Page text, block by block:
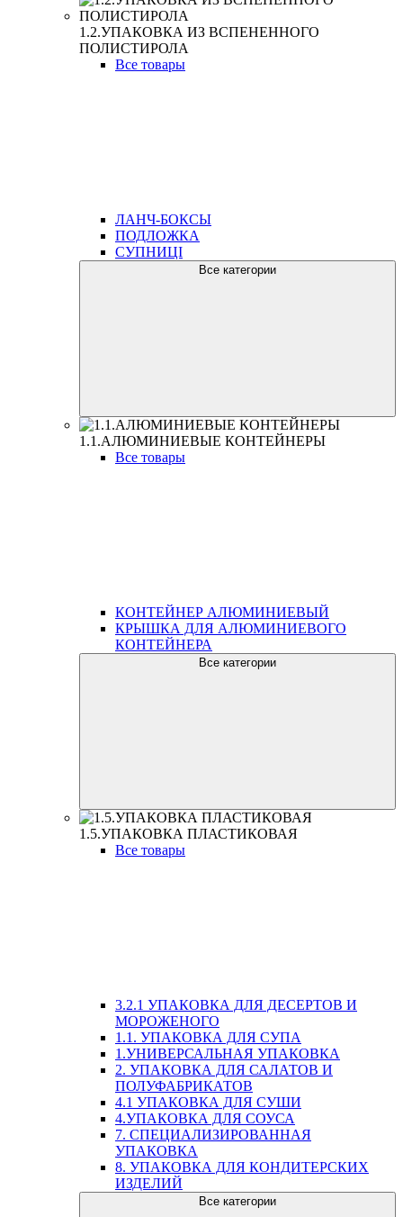
1.2.УПАКОВКА ИЗ ВСПЕНЕННОГО
ПОЛИСТИРОЛА
Все товары
ЛАНЧ-БОКСЫ
ПОДЛОЖКА
СУПНИЦІ
Все категории
1.1.АЛЮМИНИЕВЫЕ КОНТЕЙНЕРЫ
Все товары
КОНТЕЙНЕР АЛЮМИНИЕВЫЙ
КРЫШКА ДЛЯ АЛЮМИНИЕВОГО
КОНТЕЙНЕРА
Все категории
1.5.УПАКОВКА ПЛАСТИКОВАЯ
Все товары
3.2.1 УПАКОВКА ДЛЯ ДЕСЕРТОВ И
МОРОЖЕНОГО
1.1. УПАКОВКА ДЛЯ СУПА
1.УНИВЕРСАЛЬНАЯ УПАКОВКА
2. УПАКОВКА ДЛЯ САЛАТОВ И
ПОЛУФАБРИКАТОВ
4.1 УПАКОВКА ДЛЯ СУШИ
4.УПАКОВКА ДЛЯ СОУСА
7. СПЕЦИАЛИЗИРОВАННАЯ
УПАКОВКА
8. УПАКОВКА ДЛЯ КОНДИТЕРСКИХ
ИЗДЕЛИЙ
Все категории